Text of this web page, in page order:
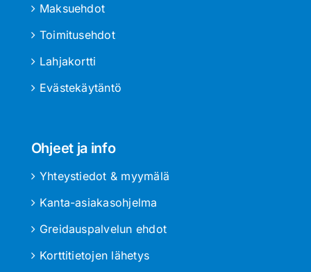
Maksuehdot
Toimitusehdot
Lahjakortti
Evästekäytäntö
Ohjeet ja info
Yhteystiedot & myymälä
Kanta-asiakasohjelma
Greidauspalvelun ehdot
Korttitietojen lähetys